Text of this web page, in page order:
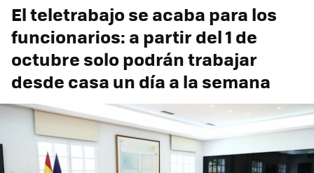
El teletrabajo se acaba para los
funcionarios: a partir del 1 de
octubre solo podrán trabajar
desde casa un día a la semana